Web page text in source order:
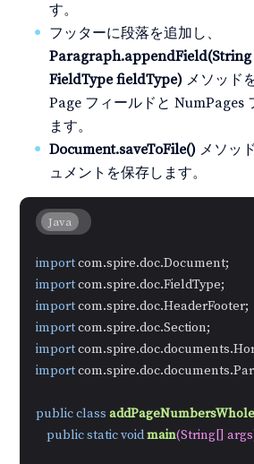
す。
フッターに段落を追加し、
FieldType fieldType) メソッド
Page フィールドと NumPages
ます。
Document.saveToFile() メソッ
ュメントを保存します。
Java
import
import
import
import
import
import
publicclass
publicstaticvoidmain(String[]